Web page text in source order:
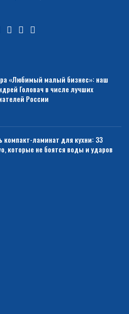
«Любимый малый бизнес»: наш
Головач в числе лучших
России
компакт-ламинат для кухни: 33
которые не боятся воды и ударов